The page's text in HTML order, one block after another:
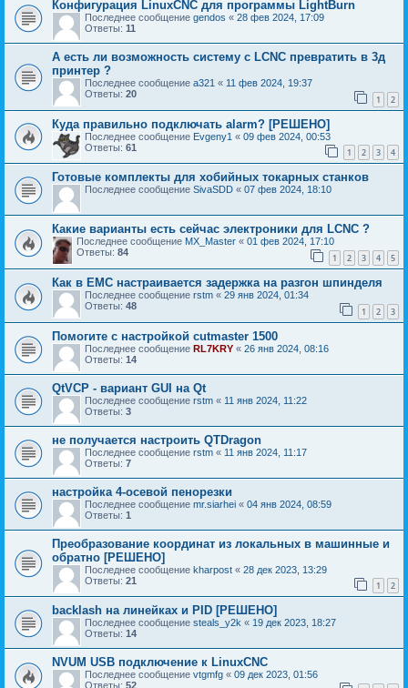
Конфигурация LinuxCNC для программы LightBurn
Последнее сообщение gendos « 28 фев 2024, 17:09
Ответы: 11
А есть ли возможность систему с LCNC превратить в 3д
принтер ?
Последнее сообщение a321 « 11 фев 2024, 19:37
Ответы: 20 1 2
Куда правильно подключать alarm? [РЕШЕНО]
Последнее сообщение Evgeny1 « 09 фев 2024, 00:53
Ответы: 61 1 2 3 4
Готовые комплекты для хобийных токарных станков
Последнее сообщение SivaSDD « 07 фев 2024, 18:10
Какие варианты есть сейчас электроники для LCNC ?
Последнее сообщение MX_Master « 01 фев 2024, 17:10
Ответы: 84 1 2 3 4 5
Как в EMC настраивается задержка на разгон шпинделя
Последнее сообщение rstm « 29 янв 2024, 01:34
Ответы: 48 1 2 3
Помогите с настройкой cutmaster 1500
Последнее сообщение RL7KRY « 26 янв 2024, 08:16
Ответы: 14
QtVCP - вариант GUI на Qt
Последнее сообщение rstm « 11 янв 2024, 11:22
Ответы: 3
не получается настроить QTDragon
Последнее сообщение rstm « 11 янв 2024, 11:17
Ответы: 7
настройка 4-осевой пенорезки
Последнее сообщение mr.siarhei « 04 янв 2024, 08:59
Ответы: 1
Преобразование координат из локальных в машинные и
обратно [РЕШЕНО]
Последнее сообщение kharpost « 28 дек 2023, 13:29
Ответы: 21 1 2
backlash на линейках и PID [РЕШЕНО]
Последнее сообщение steals_y2k « 19 дек 2023, 18:27
Ответы: 14
NVUM USB подключение к LinuxCNC
Последнее сообщение vtgmfg « 09 дек 2023, 01:56
Ответы: 52